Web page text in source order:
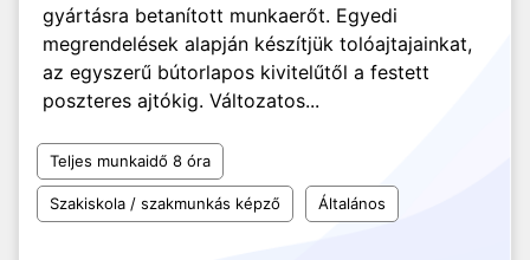
gyártásra betanított munkaerőt. Egyedi
megrendelések alapján készítjük tolóajtajainkat,
az egyszerű bútorlapos kivitelűtől a festett
poszteres ajtókig. Változatos...
Teljes munkaidő 8 óra
Szakiskola / szakmunkás képző Általános